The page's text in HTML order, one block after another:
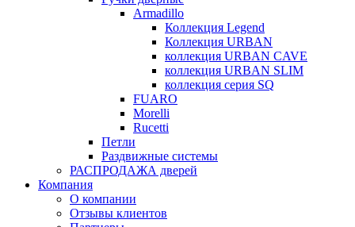
Armadillo
Коллекция Legend
Коллекция URBAN
коллекция URBAN CAVE
коллекция URBAN SLIM
коллекция серия SQ
FUARO
Morelli
Rucetti
Петли
Раздвижные системы
РАСПРОДАЖА дверей
Компания
О компании
Отзывы клиентов